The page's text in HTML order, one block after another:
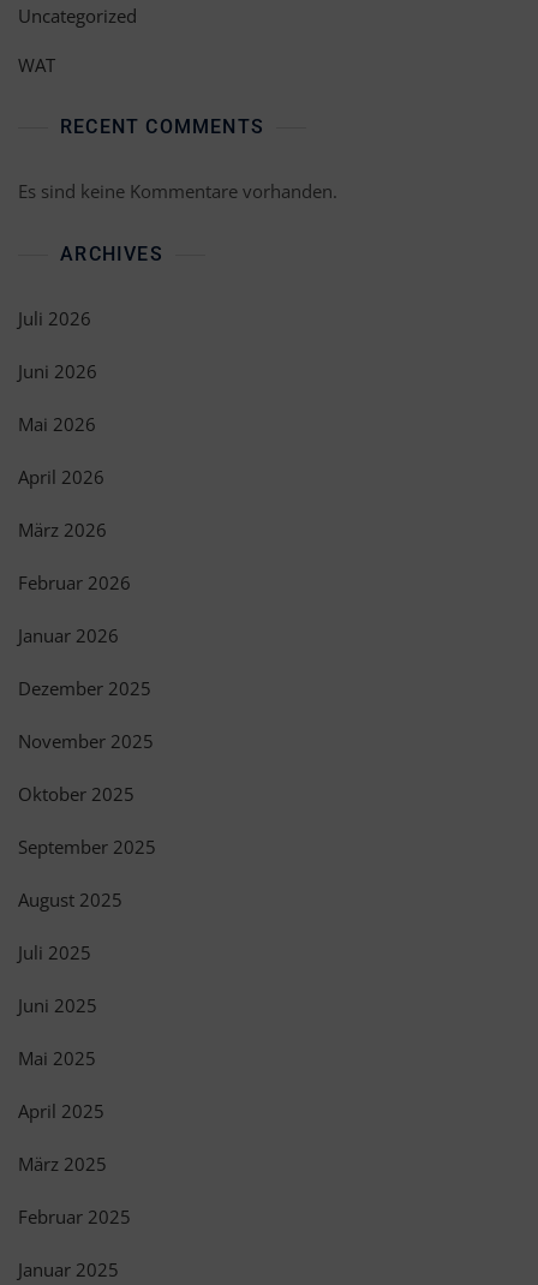
Uncategorized
WAT
RECENT COMMENTS
Es sind keine Kommentare vorhanden.
ARCHIVES
Juli 2026
Juni 2026
Mai 2026
April 2026
März 2026
Februar 2026
Januar 2026
Dezember 2025
November 2025
Oktober 2025
September 2025
August 2025
Juli 2025
Juni 2025
Mai 2025
April 2025
März 2025
Februar 2025
Januar 2025